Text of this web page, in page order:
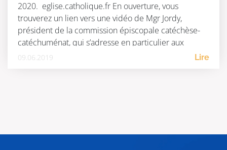
2020. eglise.catholique.fr En ouverture, vous
trouverez un lien vers une vidéo de Mgr Jordy,
président de la commission épiscopale catéchèse-
catéchuménat, qui s’adresse en particulier aux
catéchumènes. Unis dans […]
09.06.2019 Lire